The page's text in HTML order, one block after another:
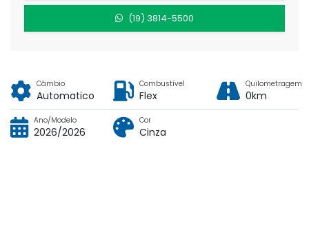
(19) 3814-5500
Câmbio
Automatico
Combustível
Flex
Quilometragem
0km
Ano/Modelo
2026/2026
Cor
Cinza